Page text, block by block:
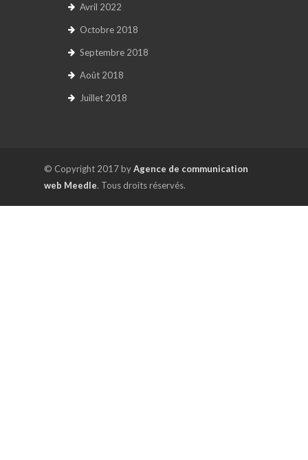
Avril 2022
Octobre 2018
Septembre 2018
Août 2018
Juillet 2018
© Copyright 2017 byAgence de communication
web Meedle. Tous droits réservés.